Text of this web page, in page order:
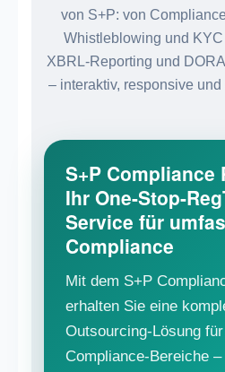
von S+P: von
Whistleblowing und
XBRL-Reporting und
– interaktiv, responsive
S+P Compliance
Ihr One-Stop-
Service für
Compliance
Mit dem S+P
erhalten Sie eine
Outsourcing-Lösung
Compliance-Bereiche